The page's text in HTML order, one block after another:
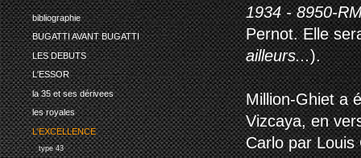
bibliographie
BUGATTI AVANT BUGATTI
LES DEBUTS
L'ESSOR
la 35 et ses dérivees
les royales
L'EXCELLENCE
type 43
1934 - 8950-
Pernot. Elle
ailleurs...).
Million-Ghiet a
Vizcaya, en
Carlo par Louis